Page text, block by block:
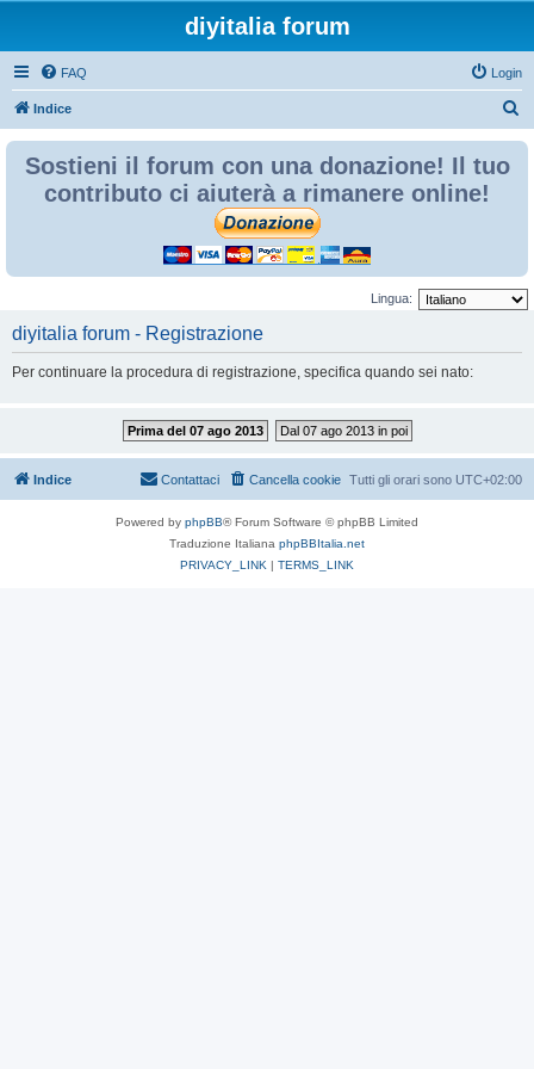
diyitalia forum
FAQ Login
Indice
Sostieni il forum con una donazione! Il tuo
contributo ci aiuterà a rimanere online!
Lingua:
diyitalia forum - Registrazione
Per continuare la procedura di registrazione, specifica quando sei nato:
Prima del 07 ago 2013 Dal 07 ago 2013 in poi
Indice Tutti gli orari sono UTC+02:00
Cancella cookie
Contattaci
Powered by phpBB® Forum Software © phpBB Limited
Traduzione Italiana phpBBItalia.net
PRIVACY_LINK | TERMS_LINK